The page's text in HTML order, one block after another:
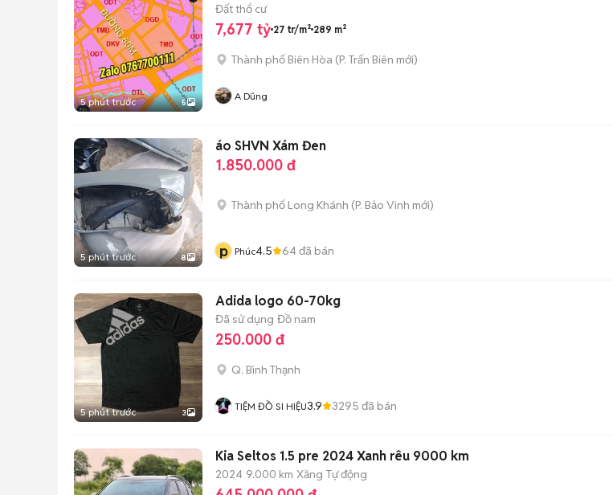
5 phút trước 5
Đất thổ cư
7,677 tỷ 27 tr/m² 289 m²
Thành phố Biên Hòa (P. Trấn Biên mới)
A Dũng
5 phút trước 8
áo SHVN Xám Đen
1.850.000 đ
Thành phố Long Khánh (P. Bảo Vinh mới)
p Phúc4.5 64đã bán
5 phút trước 3
Adida logo 60-70kg
Đã sử dụng Đồ nam
250.000 đ
Q. Bình Thạnh
TIỆM ĐỒ SI HIỆU3.9 3295 đã bán
Kia Seltos 1.5 pre 2024 Xanh rêu 9000 km
2024 9.000 km Xăng Tự động